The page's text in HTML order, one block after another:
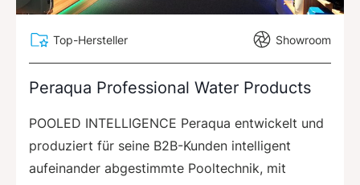
Top-Hersteller Showroom
Peraqua Professional Water Products
POOLED INTELLIGENCE Peraqua entwickelt und
produziert für seine B2B-Kunden intelligent
aufeinander abgestimmte Pooltechnik, mit